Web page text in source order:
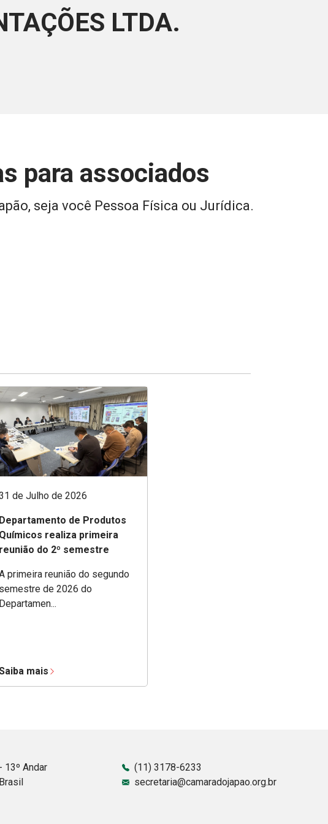
LTDA.
para associados
seja você Pessoa Física ou Jurídica.
de Julho de 2026
Departamento de Produtos
Químicos realiza primeira
reunião do 2º semestre
primeira reunião do segundo
semestre de 2026 do
Departamen...
mais
13º Andar
(11) 3178-6233
secretaria@camaradojapao.org.br